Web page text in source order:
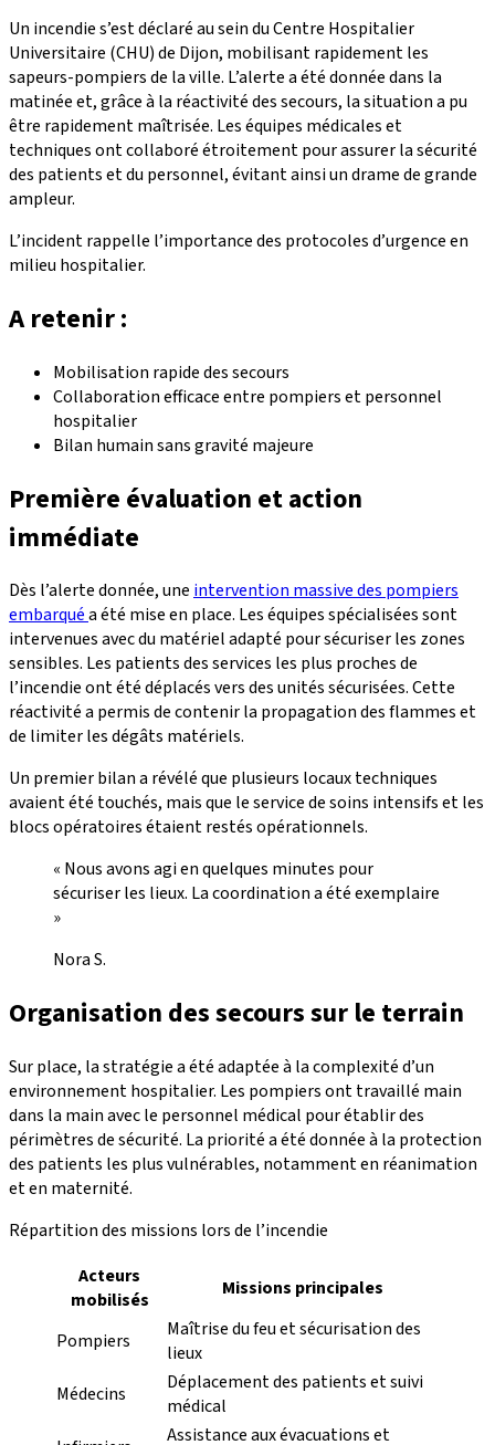
Un incendie s’est déclaré au sein du Centre Hospitalier
Universitaire (CHU) de Dijon, mobilisant rapidement les
sapeurs-pompiers de la ville. L’alerte a été donnée dans la
matinée et, grâce à la réactivité des secours, la situation a pu
être rapidement maîtrisée. Les équipes médicales et
techniques ont collaboré étroitement pour assurer la sécurité
des patients et du personnel, évitant ainsi un drame de grande
ampleur.
L’incident rappelle l’importance des protocoles d’urgence en
milieu hospitalier.
A retenir :
Mobilisation rapide des secours
Collaboration efficace entre pompiers et personnel
hospitalier
Bilan humain sans gravité majeure
Première évaluation et action
immédiate
Dès l’alerte donnée, uneintervention massive des pompiers
embarquéa été mise en place. Les équipes spécialisées sont
intervenues avec du matériel adapté pour sécuriser les zones
sensibles. Les patients des services les plus proches de
l’incendie ont été déplacés vers des unités sécurisées. Cette
réactivité a permis de contenir la propagation des flammes et
de limiter les dégâts matériels.
Un premier bilan a révélé que plusieurs locaux techniques
avaient été touchés, mais que le service de soins intensifs et les
blocs opératoires étaient restés opérationnels.
« Nous avons agi en quelques minutes pour
sécuriser les lieux. La coordination a été exemplaire
»
Nora S.
Organisation des secours sur le terrain
Sur place, la stratégie a été adaptée à la complexité d’un
environnement hospitalier. Les pompiers ont travaillé main
dans la main avec le personnel médical pour établir des
périmètres de sécurité. La priorité a été donnée à la protection
des patients les plus vulnérables, notamment en réanimation
et en maternité.
Répartition des missions lors de l’incendie
Acteurs
mobilisés
Missions principales
Pompiers
Maîtrise du feu et sécurisation des
lieux
Médecins
Déplacement des patients et suivi
médical
Assistance aux évacuations et